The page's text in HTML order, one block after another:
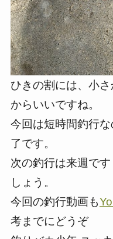
ひきの割には、小
からいいですね。
今回は短時間釣行
了です。
次の釣行は来週で
しょう。
今回の釣行動画も
考までにどうぞ